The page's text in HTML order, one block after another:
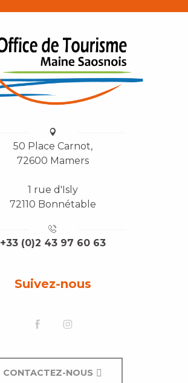
50 Place Carnot,
72600 Mamers
1 rue d'Isly
72110 Bonnétable
+33 (0)2 43 97 60 63
Suivez-nous
CONTACTEZ-NOUS